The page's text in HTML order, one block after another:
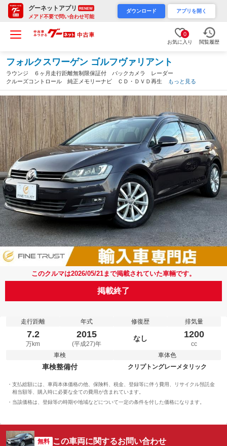
グーネットアプリ RENEW
メアド不要で問い合わせ可能
ダウンロード アプリを開く
0
お気に入り 閲覧履歴
フォルクスワーゲン ゴルフヴァリアント
ラウンジ ６ヶ月走行距離無制限保証付 バックカメラ レーダー
クルーズコントロール 純正メモリーナビ ＣＤ・ＤＶＤ再生 禁
煙車 ＥＴＣ２．０ 衝突軽減ブレーキ 地デジテレビ Ｂｌｕｅ
ｔｏｏｔｈ ＨＩＤヘッドライト（岐阜県）
もっと見る
このクルマは2026/05/21まで掲載されていた車輛です。
掲載終了
走行距離
7.2
万km
年式
2015
(平成27)年
修復歴
なし
排気量
1200
cc
車検
車検整備付
車体色
クリプトングレーメタリック
支払総額には、車両本体価格の他、保険料、税金、登録等に伴う費用、リサイクル預託金
相当額等、購入時に必要な全ての費用が含まれています。
当該価格は、登録等の時期や地域などについて一定の条件を付した価格になります。
無料 この車両に関するお問い合わせ